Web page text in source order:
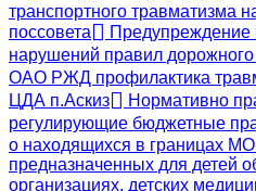
транспортного травматизма
поссовета
Предупреждение
нарушений правил
ОАО РЖД профилактика
ЦДА п.Аскиз
Нормативно
регулирующие бюджетные
о находящихся в границах МО
предназначенных для детей
организациях, детских